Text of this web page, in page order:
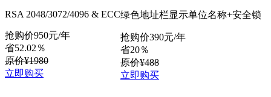
RSA 2048/3072/4096 & ECC
抢购价950元/年
省52.02％
原价¥1980
立即购买
绿色地址栏显示单位名称+安全锁
抢购价390元/年
省20％
原价¥488
立即购买